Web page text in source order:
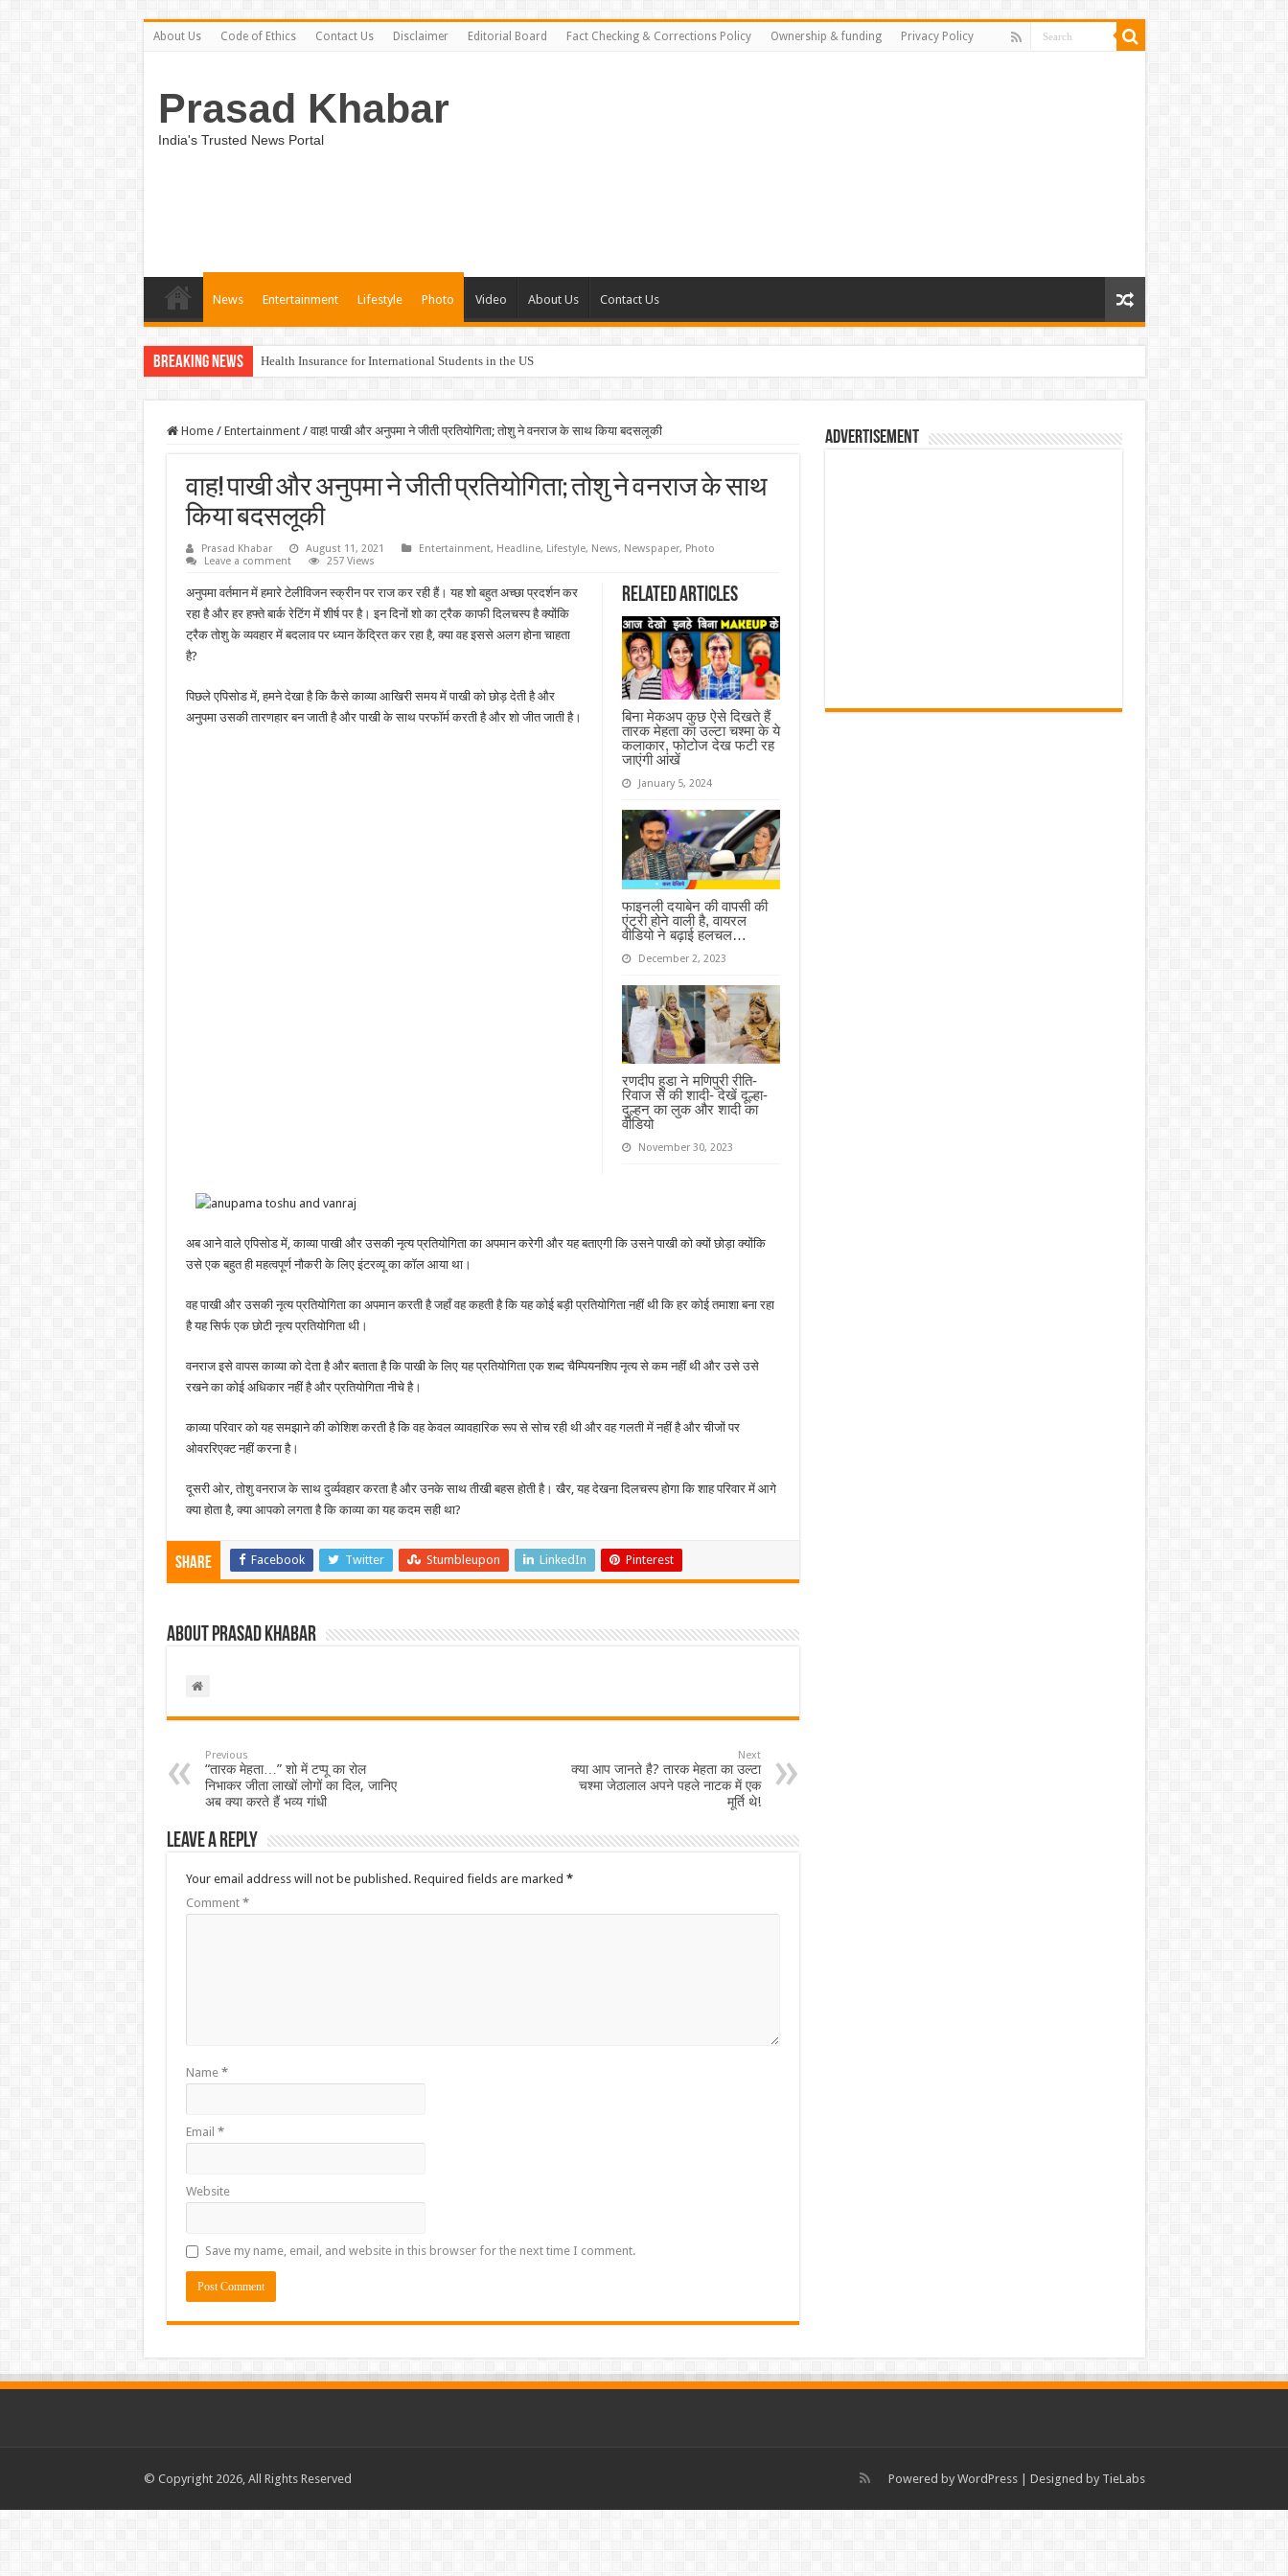
About Us Code of Ethics Contact Us Disclaimer Editorial Board Fact Checking & Corrections Policy Ownership & funding Privacy Policy
Prasad Khabar
India's Trusted News Portal
News Entertainment Lifestyle Photo Video About Us Contact Us
Breaking News Health Insurance for International Students in the US
Home / Entertainment / वाह! पाखी और अनुपमा ने जीती प्रतियोगिता; तोशु ने वनराज के साथ किया बदसलूकी
वाह! पाखी और अनुपमा ने जीती प्रतियोगिता; तोशु ने वनराज के साथ
किया बदसलूकी
Prasad Khabar August 11, 2021 Entertainment, Headline, Lifestyle, News, Newspaper, Photo
Leave a comment
257 Views
Related Articles
बिना मेकअप कुछ ऐसे दिखते हैं
तारक मेहता का उल्टा चश्मा के ये
कलाकार, फोटोज देख फटी रह
जाएंगी आंखें
January 5, 2024
फाइनली दयाबेन की वापसी की
एंट्री होने वाली है, वायरल
वीडियो ने बढ़ाई हलचल…
December 2, 2023
रणदीप हुडा ने मणिपुरी रीति-
रिवाज से की शादी- देखें दूल्हा-
दुल्हन का लुक और शादी का
वीडियो
November 30, 2023
अनुपमा वर्तमान में हमारे टेलीविजन स्क्रीन पर राज कर रही हैं। यह शो बहुत अच्छा प्रदर्शन कर
रहा है और हर हफ्ते बार्क रेटिंग में शीर्ष पर है। इन दिनों शो का ट्रैक काफी दिलचस्प है क्योंकि
ट्रैक तोशु के व्यवहार में बदलाव पर ध्यान केंद्रित कर रहा है, क्या वह इससे अलग होना चाहता
है?
पिछले एपिसोड में, हमने देखा है कि कैसे काव्या आखिरी समय में पाखी को छोड़ देती है और
अनुपमा उसकी तारणहार बन जाती है और पाखी के साथ परफॉर्म करती है और शो जीत जाती है।
अब आने वाले एपिसोड में, काव्या पाखी और उसकी नृत्य प्रतियोगिता का अपमान करेगी और यह बताएगी कि उसने पाखी को क्यों छोड़ा क्योंकि
उसे एक बहुत ही महत्वपूर्ण नौकरी के लिए इंटरव्यू का कॉल आया था।
वह पाखी और उसकी नृत्य प्रतियोगिता का अपमान करती है जहाँ वह कहती है कि यह कोई बड़ी प्रतियोगिता नहीं थी कि हर कोई तमाशा बना रहा
है यह सिर्फ एक छोटी नृत्य प्रतियोगिता थी।
वनराज इसे वापस काव्या को देता है और बताता है कि पाखी के लिए यह प्रतियोगिता एक शब्द चैम्पियनशिप नृत्य से कम नहीं थी और उसे उसे
रखने का कोई अधिकार नहीं है और प्रतियोगिता नीचे है।
काव्या परिवार को यह समझाने की कोशिश करती है कि वह केवल व्यावहारिक रूप से सोच रही थी और वह गलती में नहीं है और चीजों पर
ओवररिएक्ट नहीं करना है।
दूसरी ओर, तोशु वनराज के साथ दुर्व्यवहार करता है और उनके साथ तीखी बहस होती है। खैर, यह देखना दिलचस्प होगा कि शाह परिवार में आगे
क्या होता है, क्या आपको लगता है कि काव्या का यह कदम सही था?
Share Facebook Twitter Stumbleupon LinkedIn Pinterest
About Prasad Khabar
Previous
“तारक मेहता…” शो में टप्पू का रोल
निभाकर जीता लाखों लोगों का दिल, जानिए
अब क्या करते हैं भव्य गांधी
Next
क्या आप जानते है? तारक मेहता का उल्टा
चश्मा जेठालाल अपने पहले नाटक में एक
मूर्ति थे!
Leave a Reply
Your email address will not be published. Required fields are marked *
Comment *
Name *
Email *
Website
Save my name, email, and website in this browser for the next time I comment.
Advertisement
Powered by WordPress| Designed by TieLabs
© Copyright 2026, All Rights Reserved